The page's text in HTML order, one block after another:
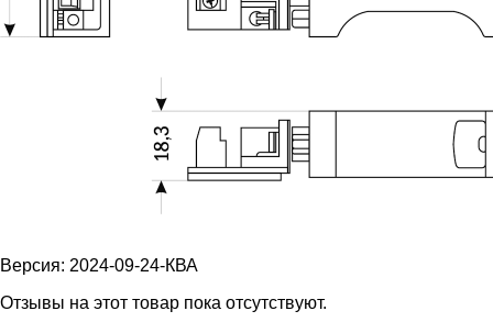
Версия: 2024-09-24-КВА
Отзывы на этот товар пока отсутствуют.